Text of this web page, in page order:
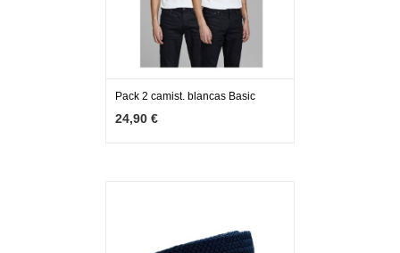
VER OPCIONES
Pack 2 camist. blancas Basic
24,90 €